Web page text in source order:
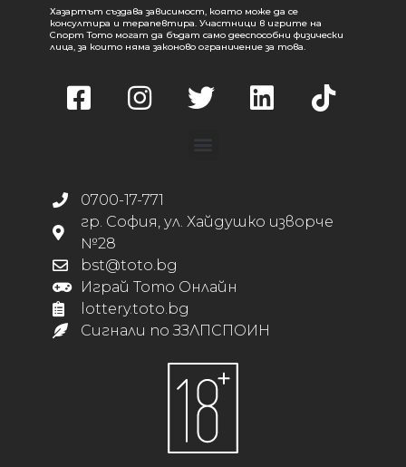
Хазартът създава зависимост, която може да се
консултира и терапевтира. Участници в игрите на
Спорт Тото могат да бъдат само дееспособни физически
лица, за които няма законово ограничение за това.
0700-17-771
гр. София, ул. Хайдушко изворче
№28
bst@toto.bg
Играй Тото Онлайн
lottery.toto.bg
Сигнали по ЗЗЛПСПОИН